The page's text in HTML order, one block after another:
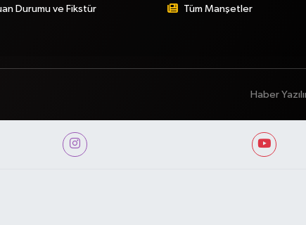
Durumu ve Fikstür Tüm Manşetler
Haber